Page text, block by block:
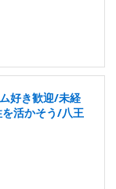
好き歓迎/未経
活かそう/八王